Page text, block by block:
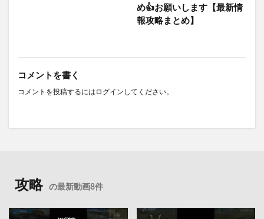
め👍お願いします【最新情
報攻略まとめ】
コメントを書く
コメントを投稿するには ログイン してください。
攻略 の最新動画8件